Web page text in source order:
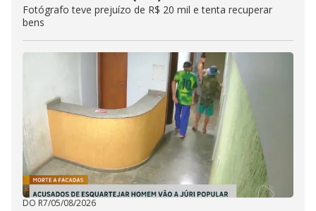
Fotógrafo teve prejuízo de R$ 20 mil e tenta recuperar
bens
DO R7/05/08/2026